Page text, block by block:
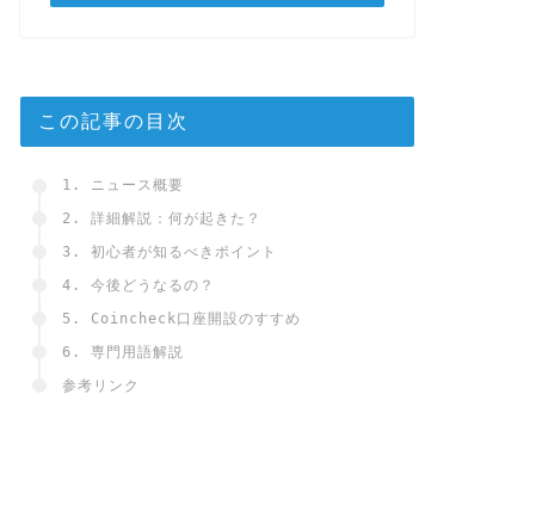
この記事の目次
1. ニュース概要
2. 詳細解説：何が起きた？
3. 初心者が知るべきポイント
4. 今後どうなるの？
5. Coincheck口座開設のすすめ
6. 専門用語解説
参考リンク